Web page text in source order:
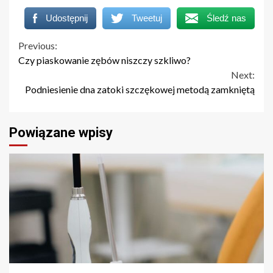
Udostępnij Tweetuj Śledź nas
Continue
Previous:
Czy piaskowanie zębów niszczy szkliwo?
Next:
Podniesienie dna zatoki szczękowej metodą zamkniętą
Powiązane wpisy